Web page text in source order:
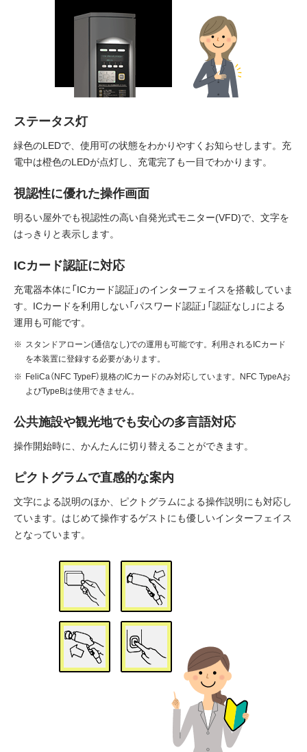
ステータス灯
緑色のLEDで、使用可の状態をわかりやすくお知らせします。充
電中は橙色のLEDが点灯し、充電完了も一目でわかります。
視認性に優れた操作画面
明るい屋外でも視認性の高い自発光式モニター(VFD)で、文字を
はっきりと表示します。
ICカード認証に対応
充電器本体に「ICカード認証」のインターフェイスを搭載していま
す。ICカードを利用しない「パスワード認証」「認証なし」による
運用も可能です。
スタンドアローン(通信なし)での運用も可能です。利用されるICカード
を本装置に登録する必要があります。
FeliCa（NFC TypeF）規格のICカードのみ対応しています。NFC TypeAお
よびTypeBは使用できません。
公共施設や観光地でも安心の多言語対応
操作開始時に、かんたんに切り替えることができます。
ピクトグラムで直感的な案内
文字による説明のほか、ピクトグラムによる操作説明にも対応し
ています。はじめて操作するゲストにも優しいインターフェイス
となっています。